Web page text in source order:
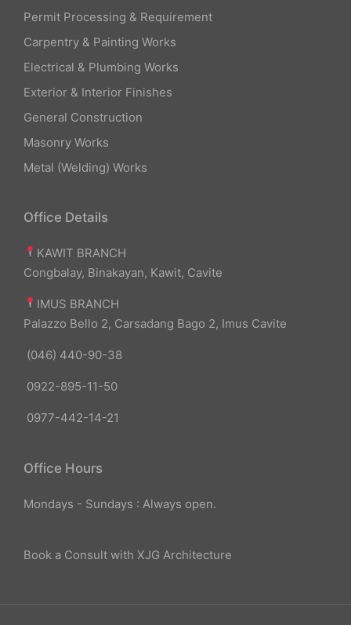
Permit Processing & Requirement
Carpentry & Painting Works
Electrical & Plumbing Works
Exterior & Interior Finishes
General Construction
Masonry Works
Metal (Welding) Works
Office Details
KAWIT BRANCH
Congbalay, Binakayan, Kawit, Cavite
IMUS BRANCH
Palazzo Bello 2, Carsadang Bago 2, Imus Cavite
(046) 440-90-38
0922-895-11-50
0977-442-14-21
Office Hours
Mondays - Sundays : Always open.
Book a Consult with XJG Architecture